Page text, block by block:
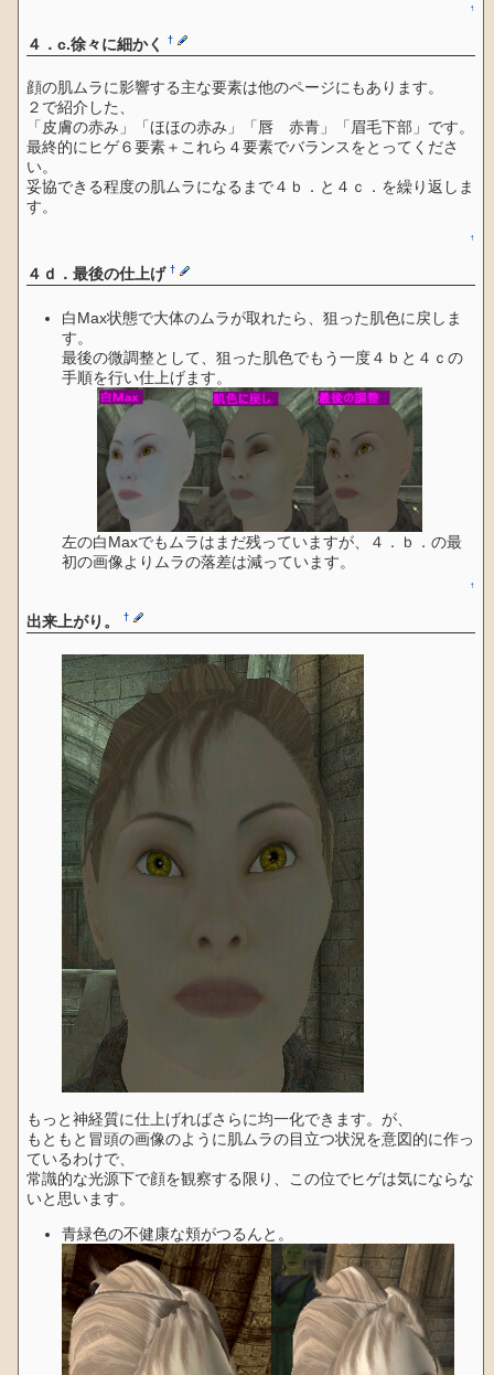
↑
４．c.徐々に細かく†
顔の肌ムラに影響する主な要素は他のページにもあります。
２で紹介した、
「皮膚の赤み」「ほほの赤み」「唇 赤青」「眉毛下部」です。
最終的にヒゲ６要素＋これら４要素でバランスをとってくださ
い。
妥協できる程度の肌ムラになるまで４ｂ．と４ｃ．を繰り返しま
す。
↑
４ｄ．最後の仕上げ†
白Max状態で大体のムラが取れたら、狙った肌色に戻しま
す。
最後の微調整として、狙った肌色でもう一度４ｂと４ｃの
手順を行い仕上げます。
左の白Maxでもムラはまだ残っていますが、４．ｂ．の最
初の画像よりムラの落差は減っています。
↑
出来上がり。†
もっと神経質に仕上げればさらに均一化できます。が、
もともと冒頭の画像のように肌ムラの目立つ状況を意図的に作っ
ているわけで、
常識的な光源下で顔を観察する限り、この位でヒゲは気にならな
いと思います。
青緑色の不健康な頬がつるんと。